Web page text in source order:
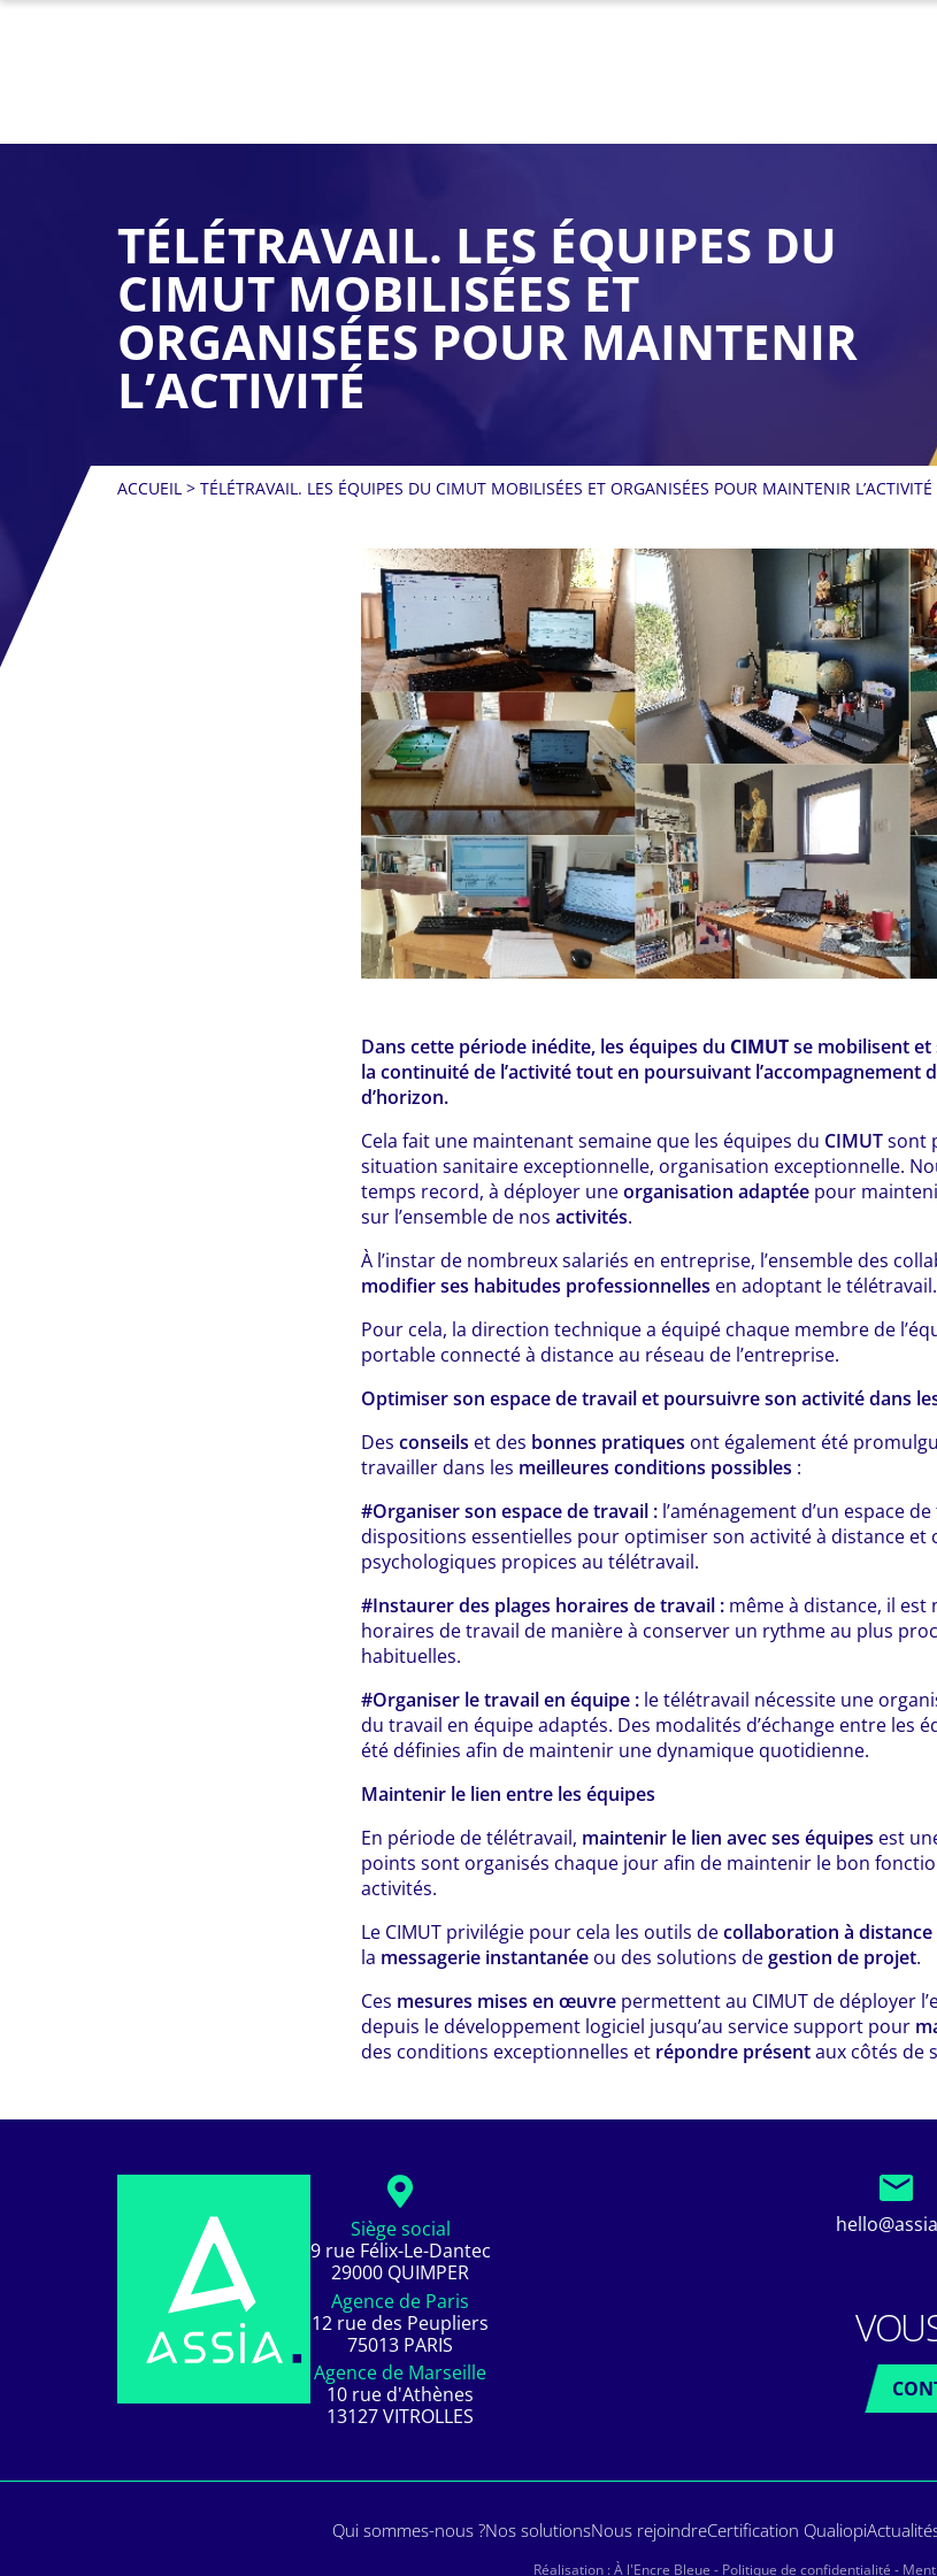
TÉLÉTRAVAIL. LES ÉQUIPES DU
CIMUT MOBILISÉES ET
ORGANISÉES POUR MAINTENIR
L’ACTIVITÉ
ACCUEIL > TÉLÉTRAVAIL. LES ÉQUIPES DU CIMUT MOBILISÉES ET ORGANISÉES POUR MAINTENIR L’ACTIVITÉ
Dans cette période inédite, les équipes du CIMUTse mobilisent
la continuité de l’activité tout en poursuivant l’accompagnement
d’horizon.
Cela fait une maintenant semaine que les équipes du CIMUTsont
situation sanitaire exceptionnelle, organisation exceptionnelle.
temps record, à déployer uneorganisation adaptée pour
sur l’ensemble de nos activités.
À l’instar de nombreux salariés en entreprise, l’ensemble des
modifier ses habitudes professionnelles en adoptant le télétravail.
Pour cela, la direction technique a équipé chaque membre de
portable connecté à distance au réseau de l’entreprise.
Optimiser son espace de travail et poursuivre son activité dans
Des conseils et des bonnes pratiques ont également été
travailler dans les meilleures conditions possibles :
#Organiser son espace de travail : l’aménagement d’un espace
dispositions essentielles pour optimiser son activité à distance et
psychologiques propices au télétravail.
#Instaurer des plages horaires de travail : même à distance, il est
horaires de travail de manière à conserver un rythme au plus
habituelles.
#Organiser le travail en équipe : le télétravail nécessite une
du travail en équipe adaptés. Des modalités d’échange entre les
été définies afin de maintenir une dynamique quotidienne.
Maintenir le lien entre les équipes
En période de télétravail, maintenir le lien avec ses équipes est
points sont organisés chaque jour afin de maintenir le bon
activités.
Le CIMUT privilégie pour cela les outils decollaboration à distance
la messagerie instantanée ou des solutions degestion de projet.
Ces mesures mises en œuvre permettent au CIMUT de déployer
depuis le développement logiciel jusqu’au service support pour
des conditions exceptionnelles et répondre présentaux côtés de
Siège social
9 rue Félix-Le-Dantec
29000 QUIMPER
Agence de Paris
12 rue des Peupliers
75013 PARIS
Agence de Marseille
10 rue d'Athènes
13127 VITROLLES
Qui sommes-nous ?Nos solutionsNous rejoindreCertification Qualiopi
Réalisation :À l'Encre Bleue - Politique de confidentialité -